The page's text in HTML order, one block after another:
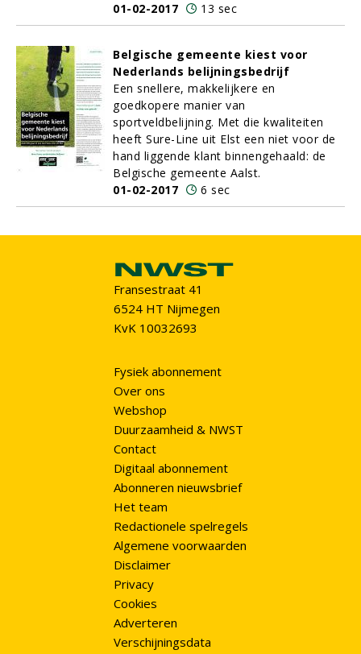
01-02-2017
13 sec
Belgische gemeente kiest voor
Nederlands belijningsbedrijf
Een snellere, makkelijkere en
goedkopere manier van
sportveldbelijning. Met die kwaliteiten
heeft Sure-Line uit Elst een niet voor de
hand liggende klant binnengehaald: de
Belgische gemeente Aalst.
01-02-2017
6 sec
Fransestraat 41
6524 HT Nijmegen
KvK 10032693
Fysiek abonnement
Over ons
Webshop
Duurzaamheid & NWST
Contact
Digitaal abonnement
Abonneren nieuwsbrief
Het team
Redactionele spelregels
Algemene voorwaarden
Disclaimer
Privacy
Cookies
Adverteren
Verschijningsdata